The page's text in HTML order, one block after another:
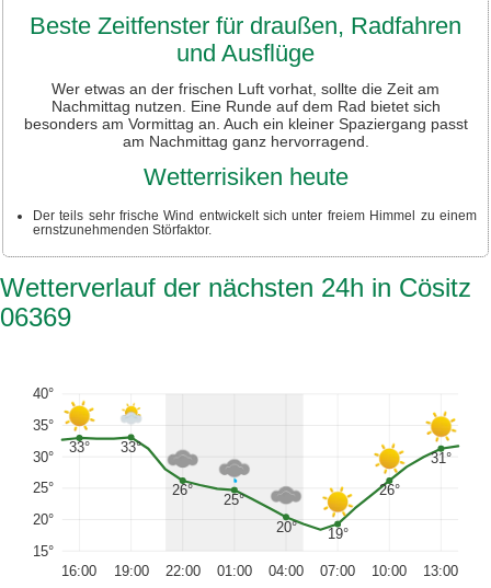
Beste Zeitfenster für draußen, Radfahren
und Ausflüge
Wer etwas an der frischen Luft vorhat, sollte die Zeit am
Nachmittag nutzen. Eine Runde auf dem Rad bietet sich
besonders am Vormittag an. Auch ein kleiner Spaziergang passt
am Nachmittag ganz hervorragend.
Wetterrisiken heute
Der teils sehr frische Wind entwickelt sich unter freiem Himmel zu einem
ernstzunehmenden Störfaktor.
Wetterverlauf der nächsten 24h in Cösitz
06369
15°
20°
25°
30°
35°
40°
33° 33°
26°
25°
20° 19°
26°
31°
16:00 19:00 22:00 01:00 04:00 07:00 10:00 13:00